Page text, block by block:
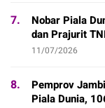
7.
Nobar Piala
dan Prajurit
11/07/2026
8.
Pemprov
Piala Dunia,